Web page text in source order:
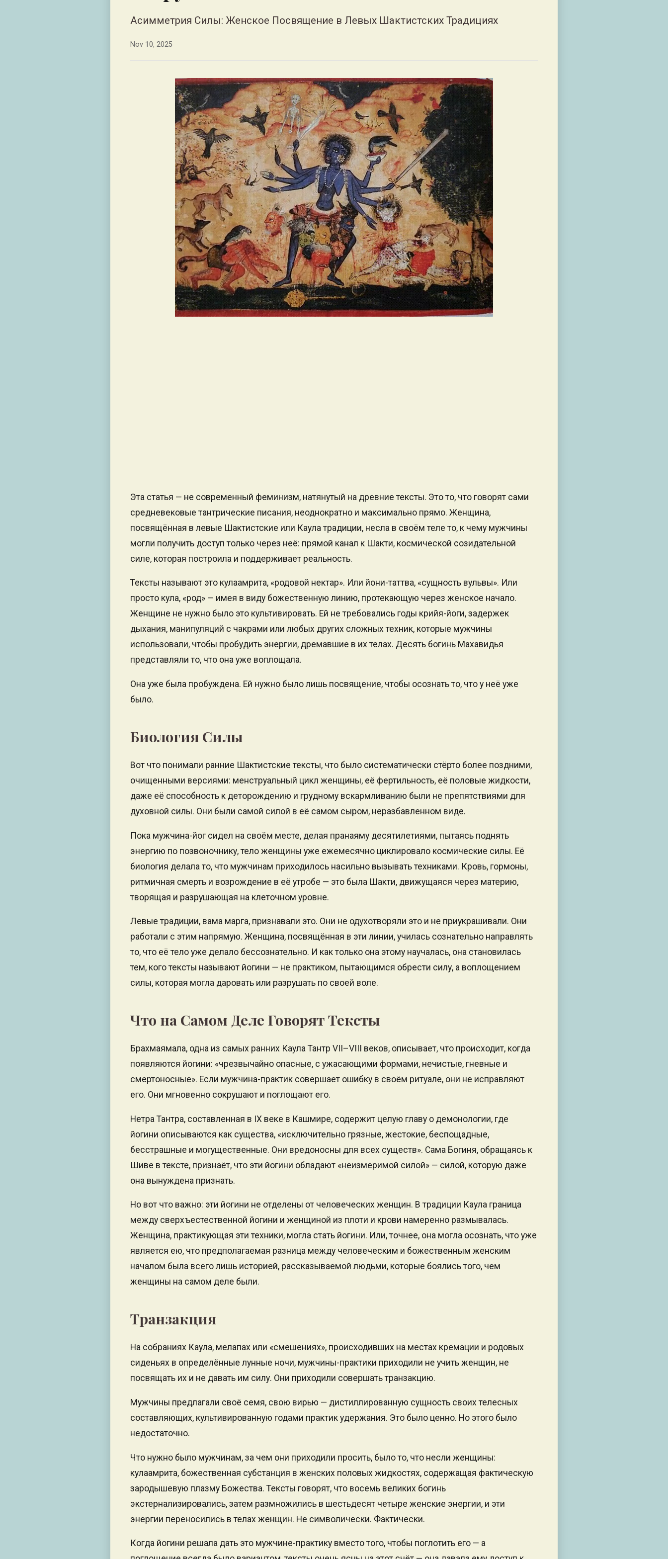
Асимметрия Силы: Женское Посвящение в Левых Шактистских Традициях
Nov 10, 2025
Эта статья — не современный феминизм, натянутый на древние тексты. Это то, что говорят сами
средневековые тантрические писания, неоднократно и максимально прямо. Женщина,
посвящённая в левые Шактистские или Каула традиции, несла в своём теле то, к чему мужчины
могли получить доступ только через неё: прямой канал к Шакти, космической созидательной
силе, которая построила и поддерживает реальность.
Тексты называют это кулаамрита, «родовой нектар». Или йони-таттва, «сущность вульвы». Или
просто кула, «род» — имея в виду божественную линию, протекающую через женское начало.
Женщине не нужно было это культивировать. Ей не требовались годы крийя-йоги, задержек
дыхания, манипуляций с чакрами или любых других сложных техник, которые мужчины
использовали, чтобы пробудить энергии, дремавшие в их телах. Десять богинь Махавидья
представляли то, что она уже воплощала.
Она уже была пробуждена. Ей нужно было лишь посвящение, чтобы осознать то, что у неё уже
было.
Биология Силы
Вот что понимали ранние Шактистские тексты, что было систематически стёрто более поздними,
очищенными версиями: менструальный цикл женщины, её фертильность, её половые жидкости,
даже её способность к деторождению и грудному вскармливанию были не препятствиями для
духовной силы. Они были самой силой в её самом сыром, неразбавленном виде.
Пока мужчина-йог сидел на своём месте, делая пранаяму десятилетиями, пытаясь поднять
энергию по позвоночнику, тело женщины уже ежемесячно циклировало космические силы. Её
биология делала то, что мужчинам приходилось насильно вызывать техниками. Кровь, гормоны,
ритмичная смерть и возрождение в её утробе — это была Шакти, движущаяся через материю,
творящая и разрушающая на клеточном уровне.
Левые традиции, вама марга, признавали это. Они не одухотворяли это и не приукрашивали. Они
работали с этим напрямую. Женщина, посвящённая в эти линии, училась сознательно направлять
то, что её тело уже делало бессознательно. И как только она этому научалась, она становилась
тем, кого тексты называют йогини — не практиком, пытающимся обрести силу, а воплощением
силы, которая могла даровать или разрушать по своей воле.
Что на Самом Деле Говорят Тексты
Брахмаямала, одна из самых ранних Каула Тантр VII–VIII веков, описывает, что происходит, когда
появляются йогини: «чрезвычайно опасные, с ужасающими формами, нечистые, гневные и
смертоносные». Если мужчина-практик совершает ошибку в своём ритуале, они не исправляют
его. Они мгновенно сокрушают и поглощают его.
Нетра Тантра, составленная в IX веке в Кашмире, содержит целую главу о демонологии, где
йогини описываются как существа, «исключительно грязные, жестокие, беспощадные,
бесстрашные и могущественные. Они вредоносны для всех существ». Сама Богиня, обращаясь к
Шиве в тексте, признаёт, что эти йогини обладают «неизмеримой силой» — силой, которую даже
она вынуждена признать.
Но вот что важно: эти йогини не отделены от человеческих женщин. В традиции Каула граница
между сверхъестественной йогини и женщиной из плоти и крови намеренно размывалась.
Женщина, практикующая эти техники, могла стать йогини. Или, точнее, она могла осознать, что уже
является ею, что предполагаемая разница между человеческим и божественным женским
началом была всего лишь историей, рассказываемой людьми, которые боялись того, чем
женщины на самом деле были.
Транзакция
На собраниях Каула, мелапах или «смешениях», происходивших на местах кремации и родовых
сиденьях в определённые лунные ночи, мужчины-практики приходили не учить женщин, не
посвящать их и не давать им силу. Они приходили совершать транзакцию.
Мужчины предлагали своё семя, свою вирью — дистиллированную сущность своих телесных
составляющих, культивированную годами практик удержания. Это было ценно. Но этого было
недостаточно.
Что нужно было мужчинам, за чем они приходили просить, было то, что несли женщины:
кулаамрита, божественная субстанция в женских половых жидкостях, содержащая фактическую
зародышевую плазму Божества. Тексты говорят, что восемь великих богинь
экстернализировались, затем размножились в шестьдесят четыре женские энергии, и эти
энергии переносились в телах женщин. Не символически. Фактически.
Когда йогини решала дать это мужчине-практику вместо того, чтобы поглотить его — а